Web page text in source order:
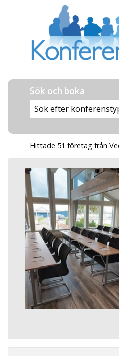
Sök och boka
Hittade 51 företag från